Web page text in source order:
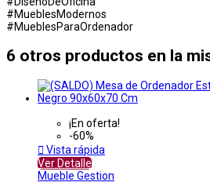
#MueblesModernos
#MueblesParaOrdenador
6 otros productos en la
¡En oferta!
-60%
 Vista rápida
Ver Detalle
Mueble Gestion